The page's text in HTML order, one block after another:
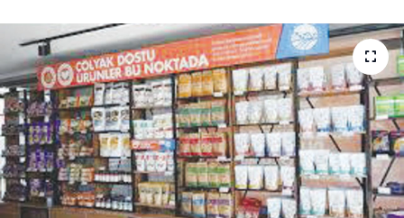
KÜLTÜR - SANAT